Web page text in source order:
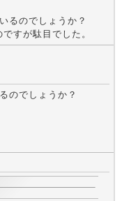
るのでしょうか？
すが駄目でした。
のでしょうか？